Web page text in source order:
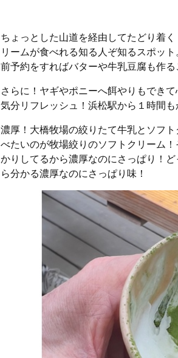
ちょっとした山道を経由してたどり着
リームが食べれる知る人ぞ知るスポッ
前予約をすればバターや牛乳豆腐も作
さらに！ヤギやポニーへ餌やりもでき
気分リフレッシュ！浜松駅から１時間
濃厚！大橋牧場の絞りたて牛乳とソフ
べたいのが牧場絞りのソフトクリーム
かりしてるから濃厚なのにさっぱり！
ら分かる濃厚なのにさっぱり味！